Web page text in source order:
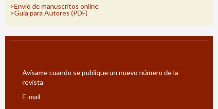
>Envío de manuscritos online
>Guía para Autores (PDF)
Avísame cuando se publique un nuevo número de la
revista